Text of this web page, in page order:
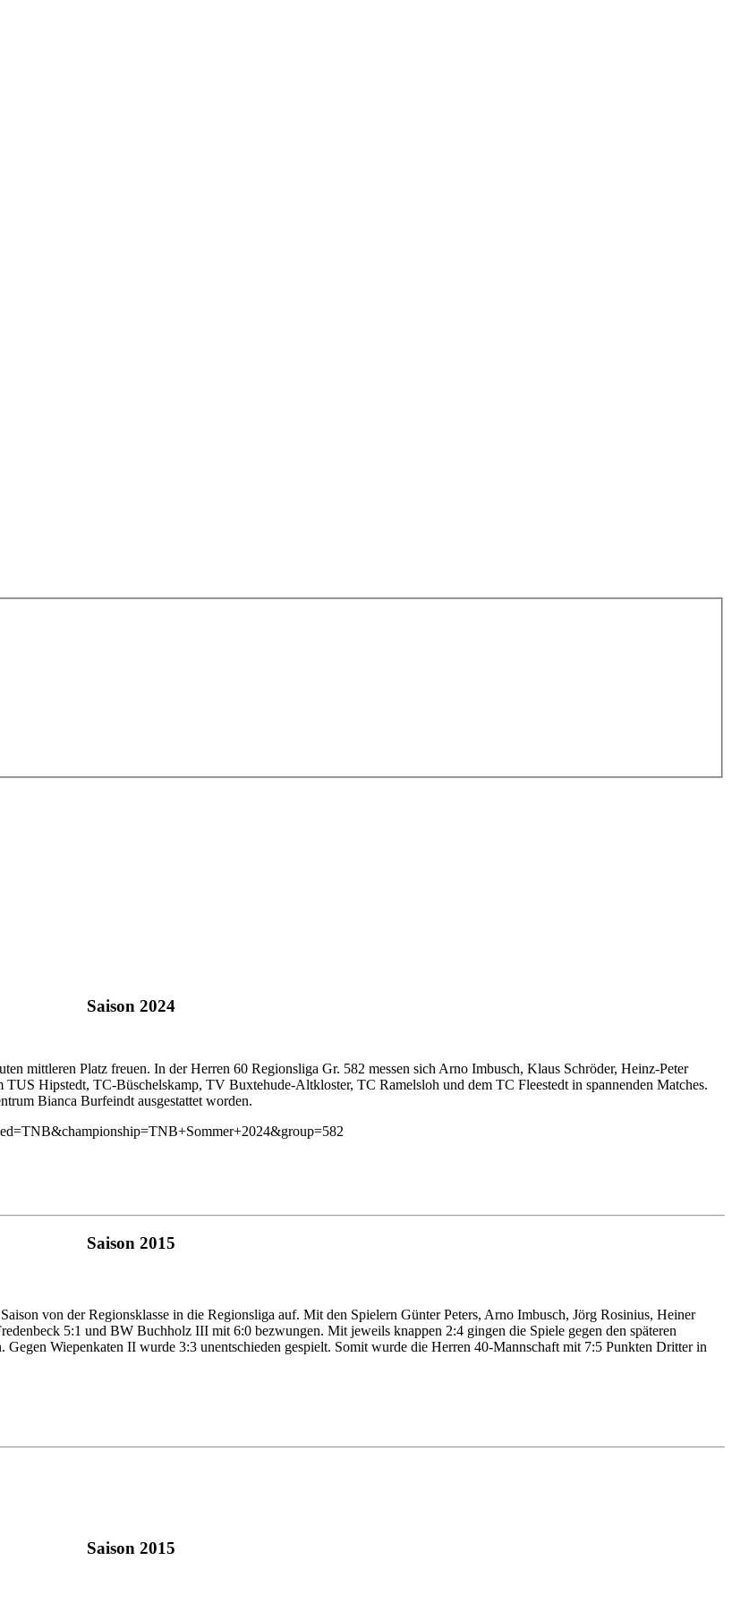
Saison 2024
mittleren Platz freuen. In der Herren 60 Regionsliga Gr. 582 messen sich Arno Imbusch, Klaus Schröder, Heinz-Peter
Hipstedt, TC-Büschelskamp, TV Buxtehude-Altkloster, TC Ramelsloh und dem TC Fleestedt in spannenden Matches.
Bianca Burfeindt ausgestattet worden.
Saison 2015
von der Regionsklasse in die Regionsliga auf. Mit den Spielern Günter Peters, Arno Imbusch, Jörg Rosinius, Heiner
5:1 und BW Buchholz III mit 6:0 bezwungen. Mit jeweils knappen 2:4 gingen die Spiele gegen den späteren
Wiepenkaten II wurde 3:3 unentschieden gespielt. Somit wurde die Herren 40-Mannschaft mit 7:5 Punkten Dritter in
Saison 2015